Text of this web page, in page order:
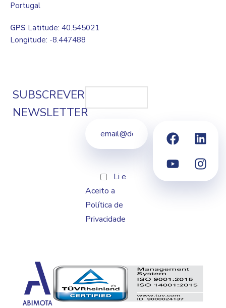
Portugal
GPS Latitude: 40.545021
Longitude: -8.447488
SUBSCREVER
NEWSLETTER
Li e
Aceito a
Política de
Privacidade